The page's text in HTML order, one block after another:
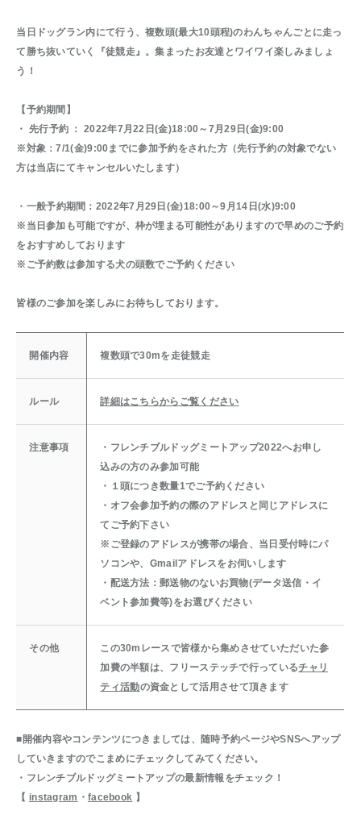
当日ドッグラン内にて行う、複数頭(最大10頭程)のわんちゃんごとに走っ
て勝ち抜いていく『徒競走』。集まったお友達とワイワイ楽しみましょ
う！
【予約期間】
・ 先行予約 ：2022年7月22日(金)18:00～7月29日(金)9:00
※対象：7/1(金)9:00までに参加予約をされた方（先行予約の対象でない
方は当店にてキャンセルいたします）
・ 一般予約期間： 2022年7月29日(金)18:00～9月14日(水)9:00
※当日参加も可能ですが、枠が埋まる可能性がありますので早めのご予約
をおすすめしております
※ご予約数は参加する犬の頭数でご予約ください
皆様のご参加を楽しみにお待ちしております。
開催内容 複数頭で30mを走徒競走
ルール 詳細はこちらからご覧ください
注意事項
・フレンチブルドッグミートアップ2022へお申し
込みの方のみ参加可能
・１頭につき数量1でご予約ください
・オフ会参加予約の際のアドレスと同じアドレスに
てご予約下さい
※ご登録のアドレスが携帯の場合、当日受付時にパ
ソコンや、Gmailアドレスをお伺いします
・配送方法：郵送物のないお買物(データ送信・イ
ベント参加費等)をお選びください
その他
この30mレースで皆様から集めさせていただいた参
加費の半額は、フリーステッチで行っているチャリ
ティ活動の資金として活用させて頂きます
■ 開催内容やコンテンツにつきましては、随時予約ページやSNSへアップ
していきますのでこまめにチェックしてみてください。
・フレンチブルドッグミートアップの最新情報をチェック！
【 instagram ・ facebook 】